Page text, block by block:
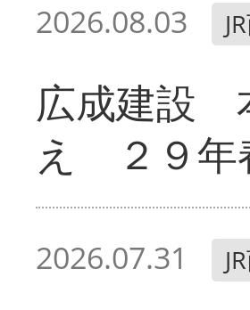
2026.08.03
広成建設
え ２９年
2026.07.31